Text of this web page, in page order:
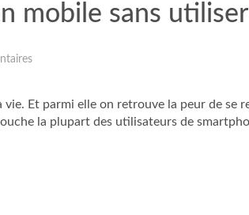
mobile sans
Et parmi elle on retrouve la peur de se
la plupart des utilisateurs de